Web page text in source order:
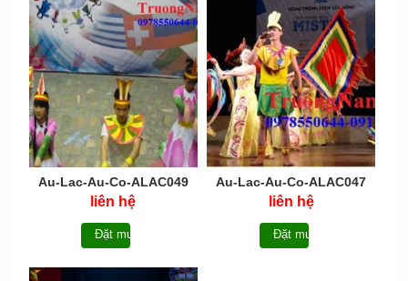
Au-Lac-Au-Co-ALAC049
liên hệ
Đặt mua
Au-Lac-Au-Co-ALAC047
liên hệ
Đặt mua